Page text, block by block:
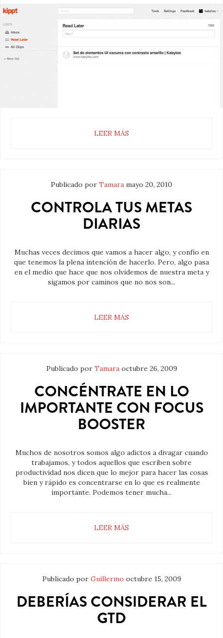
LEER MÁS
Publicado por Tamara mayo 20, 2010
CONTROLA TUS METAS
DIARIAS
Muchas veces decimos que vamos a hacer algo, y confío en
que tenemos la plena intención de hacerlo. Pero, algo pasa
en el medio que hace que nos olvidemos de nuestra meta y
sigamos por caminos que no nos son...
LEER MÁS
Publicado por Tamara octubre 26, 2009
CONCÉNTRATE EN LO
IMPORTANTE CON FOCUS
BOOSTER
Muchos de nosotros somos algo adictos a divagar cuando
trabajamos, y todos aquellos que escriben sobre
productividad nos dicen que lo mejor para hacer las cosas
bien y rápido es concentrarse en lo que es realmente
importante. Podemos tener mucha...
LEER MÁS
Publicado por Guillermo octubre 15, 2009
DEBERÍAS CONSIDERAR EL
GTD